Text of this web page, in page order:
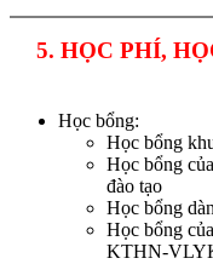
5. HỌC PHÍ,
Học bổng:
Học bổng
Học bổng
đào tạo
Học bổng
Học bổng
KTHN-